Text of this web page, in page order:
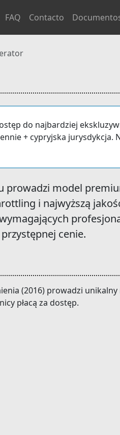
FAQ Contacto
do najbardziej
+ cypryjska jurysdykcja.
prowadzi model
i najwyższą
cenie.
(2016) prowadzi
płacą za dostęp.